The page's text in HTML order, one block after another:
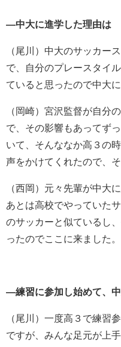
―中大に進学した理由は
（尾川）中大のサッカー
で、自分のプレースタイ
ていると思ったので中大に
（岡崎）宮沢監督が自分
で、その影響もあってず
いて、そんななか高３の
声をかけてくれたので、
（西岡）元々先輩が中大
あとは高校でやっていた
のサッカーと似ているし
ったのでここに来ました。
―練習に参加し始めて、
（尾川）一度高３で練習
ですが、みんな足元が上